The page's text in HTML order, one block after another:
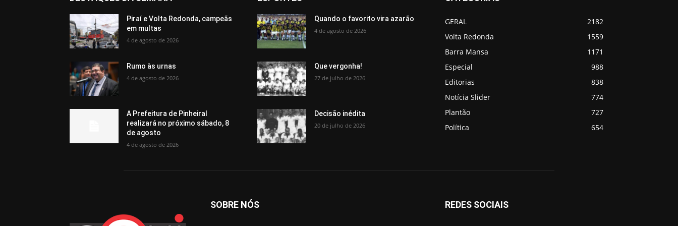
Piraí e Volta Redonda, campeãs
em multas
4 de agosto de 2026
Rumo às urnas
4 de agosto de 2026
A Prefeitura de Pinheiral
realizará no próximo sábado, 8
de agosto
4 de agosto de 2026
Quando o favorito vira azarão
4 de agosto de 2026
Que vergonha!
27 de julho de 2026
Decisão inédita
20 de julho de 2026
GERAL
2182
Volta Redonda
1559
Barra Mansa
1171
Especial
988
Editorias
838
Notícia Slider
774
Plantão
727
Política
654
SOBRE NÓS REDES SOCIAIS